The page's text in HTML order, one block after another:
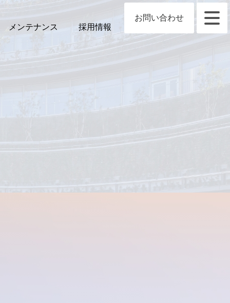
メンテナンス 採用情報
お問い合わせ